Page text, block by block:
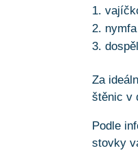
Za
štěnic v
Podle
stovky